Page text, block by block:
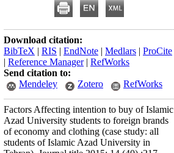
Download citation:
BibTeX | RIS | EndNote | Medlars | ProCite
| Reference Manager| RefWorks
Send citation to:
Mendeley
Zotero RefWorks
Factors Affecting intention to buy of Islamic
Azad University students to foreign brands
of economy and clothing (case study: all
students of Islamic Azad University in